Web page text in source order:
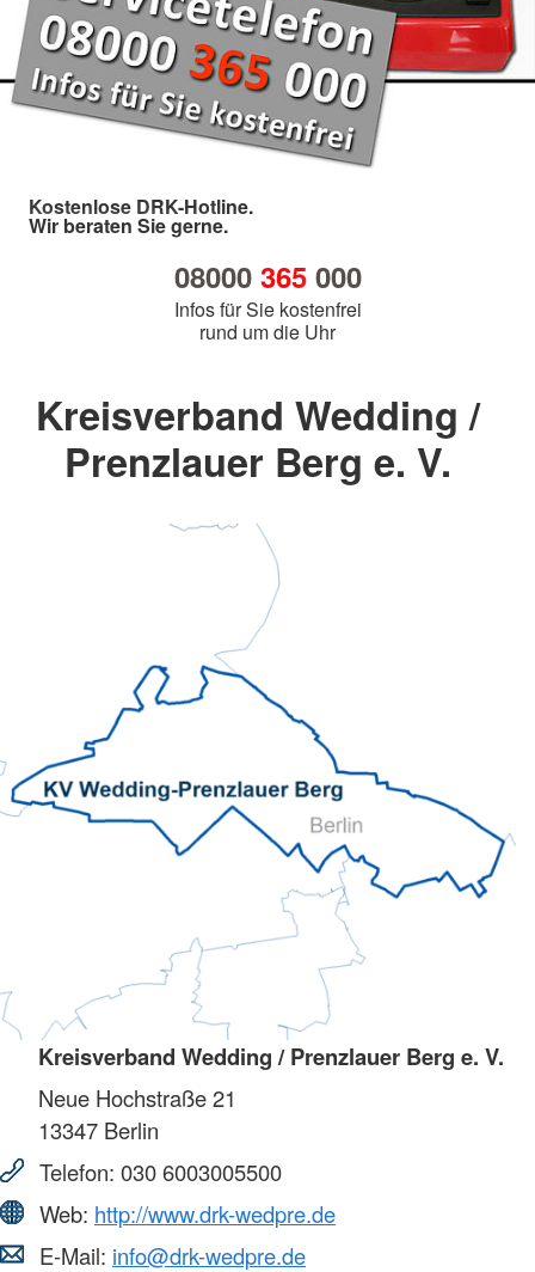
Kostenlose DRK-Hotline.
Wir beraten Sie gerne.
08000 365000
Infos für Sie kostenfrei
rund um die Uhr
Kreisverband Wedding /
Prenzlauer Berg e. V.
Kreisverband Wedding / Prenzlauer Berg e. V.
Neue Hochstraße 21
13347 Berlin
Telefon: 030 6003005500
Web: http://www.drk-wedpre.de
E-Mail: info@drk-wedpre.de